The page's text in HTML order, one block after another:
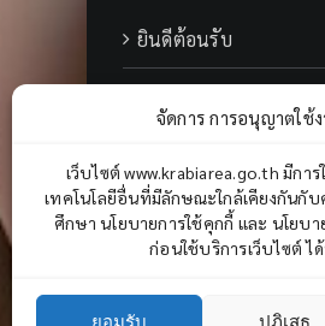
จัดการ การอนุญาตใช้
เว็บไซต์ www.krabiarea.go.th มีกา
เทคโนโลยีอื่นที่มีลักษณะใกล้เคียงกันกับ
ศึกษา นโยบายการใช้คุกกี้ และ นโยบ
ก่อนใช้บริการเว็บไซต์ ไ
ยอมรับ ปฏิเสธ
ยินดีต้อนรับ